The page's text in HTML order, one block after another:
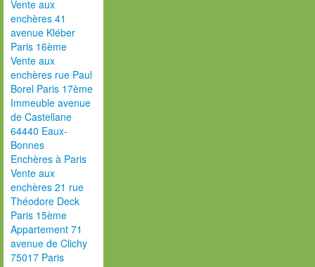
Vente aux
enchères 41
avenue Kléber
Paris 16ème
Vente aux
enchères rue Paul
Borel Paris 17ème
Immeuble avenue
de Castellane
64440 Eaux-
Bonnes
Enchères à Paris
Vente aux
enchères 21 rue
Théodore Deck
Paris 15ème
Appartement 71
avenue de Clichy
75017 Paris